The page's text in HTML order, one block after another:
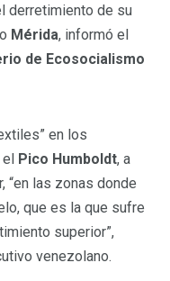
derretimiento de su
Mérida, informó el
de Ecosocialismo
en los
el Pico Humboldt, a
“en las zonas donde
que es la que sufre
superior”,
venezolano.